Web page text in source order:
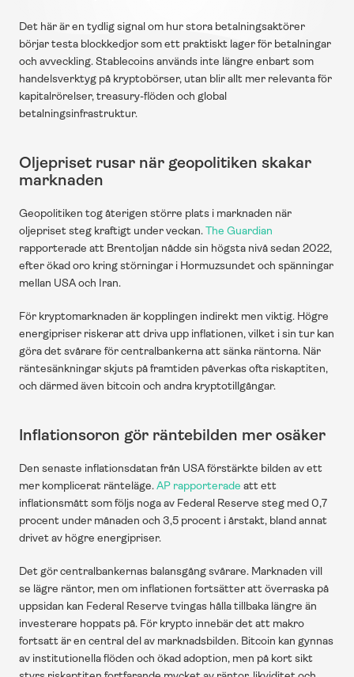
Det här är en tydlig signal om hur stora betalningsaktörer
börjar testa blockkedjor som ett praktiskt lager för betalningar
och avveckling. Stablecoins används inte längre enbart som
handelsverktyg på kryptobörser, utan blir allt mer relevanta för
kapitalrörelser, treasury-flöden och global
betalningsinfrastruktur.
Oljepriset rusar när geopolitiken skakar
marknaden
Geopolitiken tog återigen större plats i marknaden när
oljepriset steg kraftigt under veckan. The Guardian
rapporterade att Brentoljan nådde sin högsta nivå sedan 2022,
efter ökad oro kring störningar i Hormuzsundet och spänningar
mellan USA och Iran.
För kryptomarknaden är kopplingen indirekt men viktig. Högre
energipriser riskerar att driva upp inflationen, vilket i sin tur kan
göra det svårare för centralbankerna att sänka räntorna. När
räntesänkningar skjuts på framtiden påverkas ofta riskaptiten,
och därmed även bitcoin och andra kryptotillgångar.
Inflationsoron gör räntebilden mer osäker
Den senaste inflationsdatan från USA förstärkte bilden av ett
mer komplicerat ränteläge. AP rapporterade att ett
inflationsmått som följs noga av Federal Reserve steg med 0,7
procent under månaden och 3,5 procent i årstakt, bland annat
drivet av högre energipriser.
Det gör centralbankernas balansgång svårare. Marknaden vill
se lägre räntor, men om inflationen fortsätter att överraska på
uppsidan kan Federal Reserve tvingas hålla tillbaka längre än
investerare hoppats på. För krypto innebär det att makro
fortsatt är en central del av marknadsbilden. Bitcoin kan gynnas
av institutionella flöden och ökad adoption, men på kort sikt